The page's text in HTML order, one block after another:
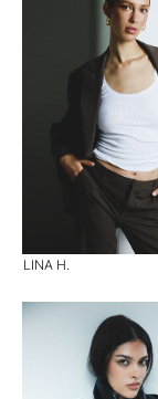
LINA H.